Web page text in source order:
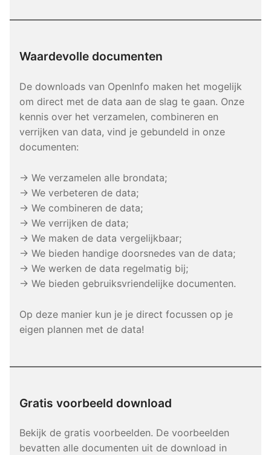
Waardevolle documenten
De downloads van OpenInfo maken het mogelijk
om direct met de data aan de slag te gaan. Onze
kennis over het verzamelen, combineren en
verrijken van data, vind je gebundeld in onze
documenten:
→ We verzamelen alle brondata;
→ We verbeteren de data;
→ We combineren de data;
→ We verrijken de data;
→ We maken de data vergelijkbaar;
→ We bieden handige doorsnedes van de data;
→ We werken de data regelmatig bij;
→ We bieden gebruiksvriendelijke documenten.
Op deze manier kun je je direct focussen op je
eigen plannen met de data!
Gratis voorbeeld download
Bekijk de gratis voorbeelden. De voorbeelden
bevatten alle documenten uit de download in